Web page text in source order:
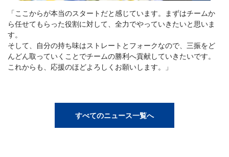
「ここからが本当のスタートだと感じています。まずはチームか
ら任せてもらった役割に対して、全力でやっていきたいと思いま
す。
そして、自分の持ち味はストレートとフォークなので、三振をど
んどん取っていくことでチームの勝利へ貢献していきたいです。
これからも、応援のほどよろしくお願いします。」
すべてのニュース一覧へ